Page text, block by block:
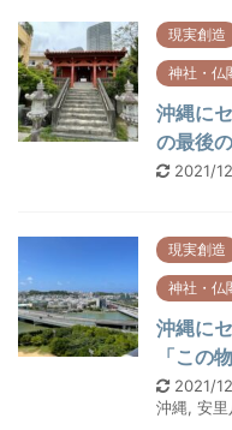
現実創造
神社・仏
沖縄に
の最後
2021/
現実創造
神社・仏
沖縄に
「この
2021/
沖縄, 安里